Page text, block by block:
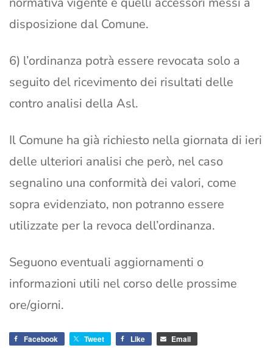
disposizione dal Comune.
6) l’ordinanza potrà essere revocata solo a
seguito del ricevimento dei risultati delle
contro analisi della Asl.
Il Comune ha già richiesto nella giornata di ieri
delle ulteriori analisi che però, nel caso
segnalino una conformità dei valori, come
sopra evidenziato, non potranno essere
utilizzate per la revoca dell’ordinanza.
Seguono eventuali aggiornamenti o
informazioni utili nel corso delle prossime
ore/giorni.
Facebook Tweet Like Email